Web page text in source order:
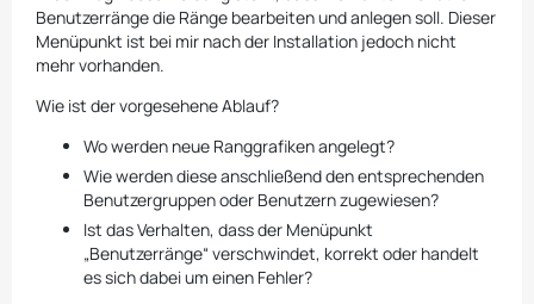
Benutzerränge die Ränge bearbeiten und anlegen soll. Dieser
Menüpunkt ist bei mir nach der Installation jedoch nicht
mehr vorhanden.
Wie ist der vorgesehene Ablauf?
Wo werden neue Ranggrafiken angelegt?
Wie werden diese anschließend den entsprechenden
Benutzergruppen oder Benutzern zugewiesen?
Ist das Verhalten, dass der Menüpunkt
„Benutzerränge“ verschwindet, korrekt oder handelt
es sich dabei um einen Fehler?